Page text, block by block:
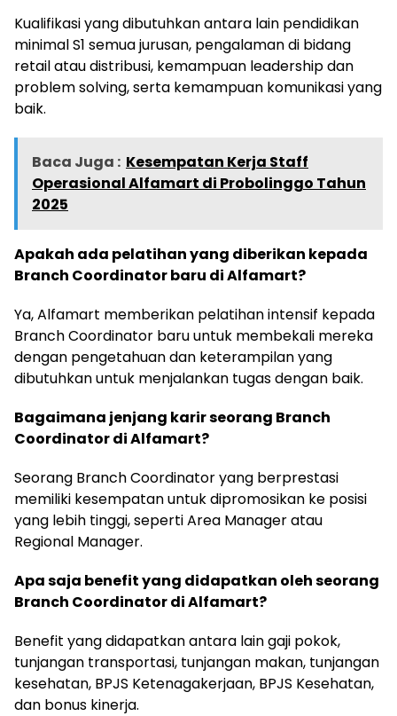
Kualifikasi yang dibutuhkan antara lain pendidikan
minimal S1 semua jurusan, pengalaman di bidang
retail atau distribusi, kemampuan leadership dan
problem solving, serta kemampuan komunikasi yang
baik.
Baca Juga : Kesempatan Kerja Staff
Operasional Alfamart di Probolinggo Tahun
2025
Apakah ada pelatihan yang diberikan kepada
Branch Coordinator baru di Alfamart?
Ya, Alfamart memberikan pelatihan intensif kepada
Branch Coordinator baru untuk membekali mereka
dengan pengetahuan dan keterampilan yang
dibutuhkan untuk menjalankan tugas dengan baik.
Bagaimana jenjang karir seorang Branch
Coordinator di Alfamart?
Seorang Branch Coordinator yang berprestasi
memiliki kesempatan untuk dipromosikan ke posisi
yang lebih tinggi, seperti Area Manager atau
Regional Manager.
Apa saja benefit yang didapatkan oleh seorang
Branch Coordinator di Alfamart?
Benefit yang didapatkan antara lain gaji pokok,
tunjangan transportasi, tunjangan makan, tunjangan
kesehatan, BPJS Ketenagakerjaan, BPJS Kesehatan,
dan bonus kinerja.